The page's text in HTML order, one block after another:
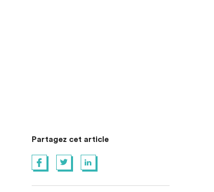
Partagez cet article